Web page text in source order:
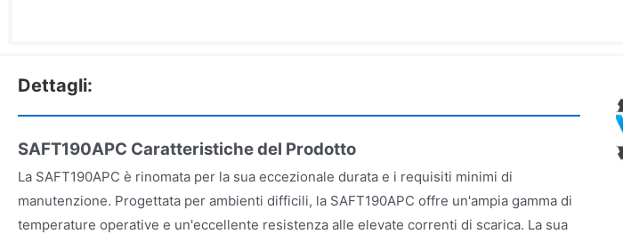
Dettagli:
SAFT190APC Caratteristiche del Prodotto
La SAFT190APC è rinomata per la sua eccezionale durata e i requisiti minimi di
manutenzione. Progettata per ambienti difficili, la SAFT190APC offre un'ampia gamma di
temperature operative e un'eccellente resistenza alle elevate correnti di scarica. La sua